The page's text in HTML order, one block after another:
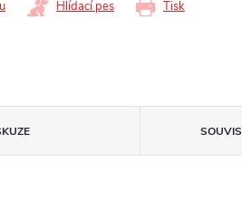
Tisk
Hlídací pes